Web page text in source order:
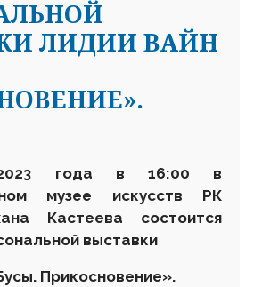
ЛИДИИ ВАЙН
года в 16:00 в
музее искусств РК
Кастеева состоится
выставки
Прикосновение».